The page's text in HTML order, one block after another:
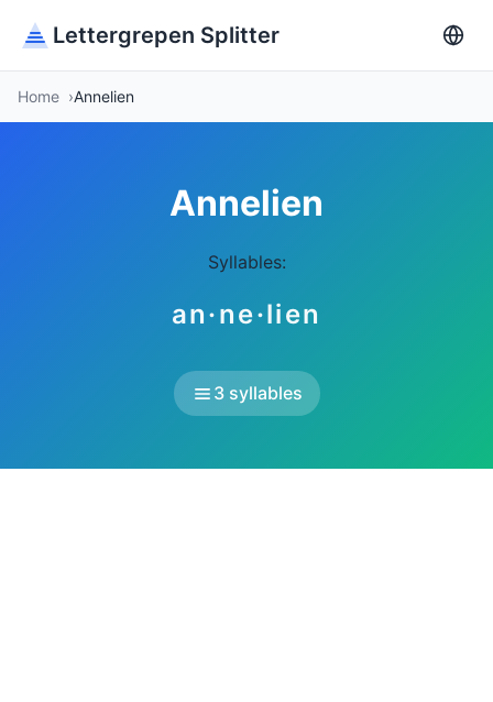
Lettergrepen Splitter
Home Annelien
Annelien
Syllables:
an·ne·lien
3 syllables